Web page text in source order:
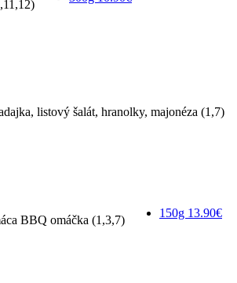
listový šalát, hranolky, majonéza (1,7)
BBQ omáčka (1,3,7)
150g 13.90€